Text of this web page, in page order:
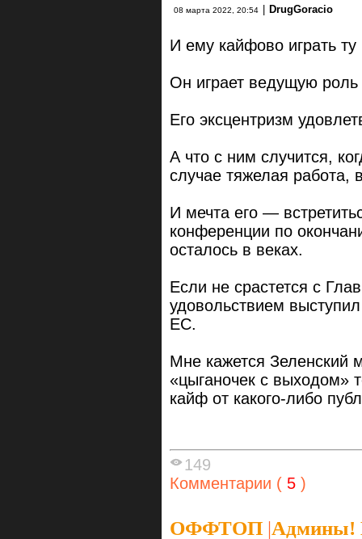
08 марта 2022, 20:54 DrugGoracio
И ему кайфово играть ту
Он играет ведущую
Его эксцентризм
А что с ним случится,
случае тяжелая работа,
И мечта его —
конференции по
осталось в веках.
Если не срастется с
удовольствием
ЕС.
Мне кажется Зеленский
«цыганочек с выходом»
кайф от какого-либо
149
Комментарии ( 5 )
ОФФТОП |Админы!